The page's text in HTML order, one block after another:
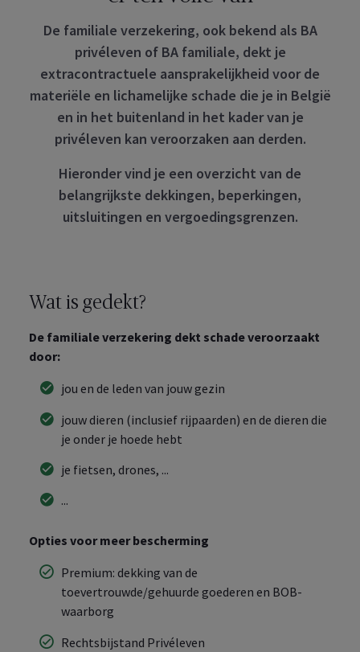
De familiale verzekering, ook bekend als BA
privéleven of BA familiale, dekt je
extracontractuele aansprakelijkheid voor de
materiële en lichamelijke schade die je in België
en in het buitenland in het kader van je
privéleven kan veroorzaken aan derden.
Hieronder vind je een overzicht van de
belangrijkste dekkingen, beperkingen,
uitsluitingen en vergoedingsgrenzen.
Wat is gedekt?
De familiale verzekering dekt schade veroorzaakt
door:
jou en de leden van jouw gezin
jouw dieren (inclusief rijpaarden) en de dieren die
je onder je hoede hebt
je fietsen, drones, ...
...
Opties voor meer bescherming
Premium: dekking van de
toevertrouwde/gehuurde goederen en BOB-
waarborg
Rechtsbijstand Privéleven